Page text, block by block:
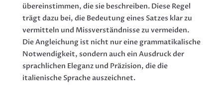
übereinstimmen, die sie beschreiben. Diese Regel
trägt dazu bei, die Bedeutung eines Satzes klar zu
vermitteln und Missverständnisse zu vermeiden.
Die Angleichung ist nicht nur eine grammatikalische
Notwendigkeit, sondern auch ein Ausdruck der
sprachlichen Eleganz und Präzision, die die
italienische Sprache auszeichnet.